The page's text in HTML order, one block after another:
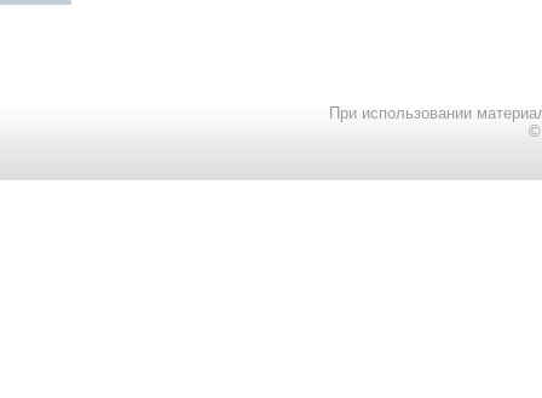
При использовании